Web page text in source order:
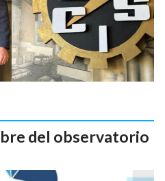
del observatorio